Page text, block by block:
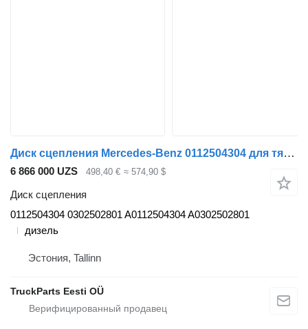
Диск сцепления Mercedes-Benz 0112504304 для тягача Mercedes-Benz Actros MP5 (2019-)
6 866 000 UZS 498,40 € ≈ 574,90 $
Диск сцепления
0112504304 0302502801 A0112504304 A0302502801
дизель
Эстония, Tallinn
TruckParts Eesti OÜ